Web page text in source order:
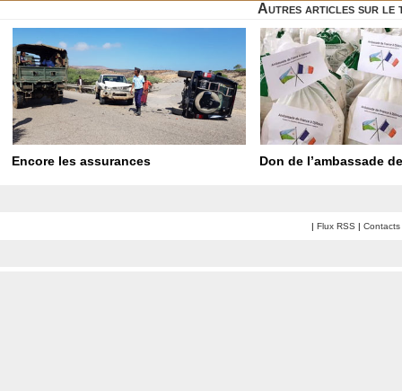
Autres articles sur le
Encore les assurances Don de l’ambassade
| Flux RSS | Contacts